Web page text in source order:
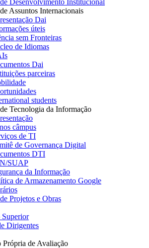
Assuntos Internacionais
Dai
úteis
sem Fronteiras
de Idiomas
Dai
parceiras
students
Tecnologia da Informação
câmpus
de TI
de Governança Digital
DTI
SUAP
da Informação
de Armazenamento Google
Projetos e Obras
Superior
Dirigentes
Própria de Avaliação